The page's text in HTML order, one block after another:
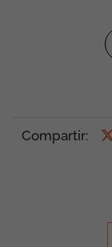
Compartir: